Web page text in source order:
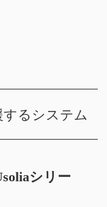
するシステム
シリー